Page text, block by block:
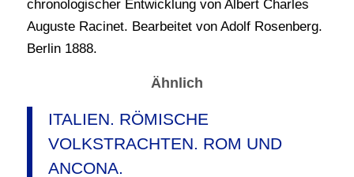
chronologischer Entwicklung von Albert Charles
Auguste Racinet. Bearbeitet von Adolf Rosenberg.
Berlin 1888.
Ähnlich
ITALIEN. RÖMISCHE
VOLKSTRACHTEN. ROM UND
ANCONA.